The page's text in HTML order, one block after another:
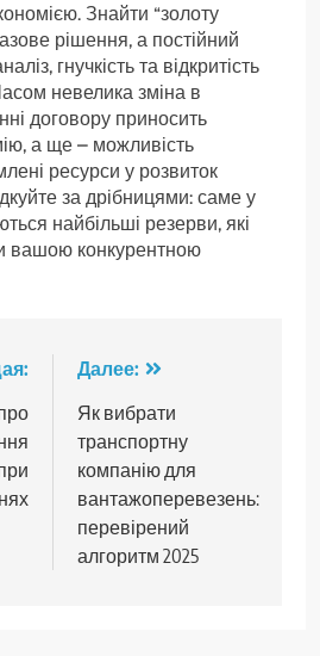
Знайти “золоту
рішення, а постійний
гнучкість та відкритість
невелика зміна в
договору приносить
а ще – можливість
ресурси у розвиток
за дрібницями: саме у
найбільші резерви, які
вашою конкурентною
Далее:
Як вибрати
транспортну
компанію для
вантажоперевезень:
перевірений
алгоритм 2025